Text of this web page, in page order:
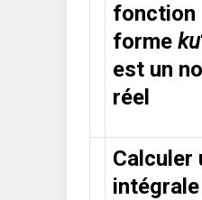
fonction
forme ku
est un
réel
Calculer
intégrale